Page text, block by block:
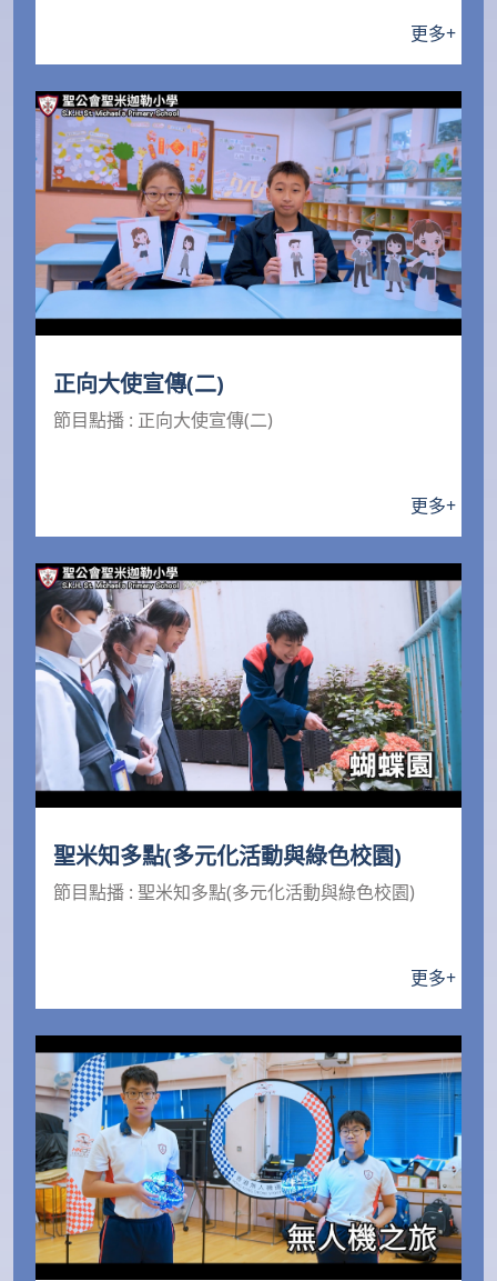
更多+
正向大使宣傳(二)
節目點播 : 正向大使宣傳(二)
更多+
聖米知多點(多元化活動與綠色校園)
節目點播 : 聖米知多點(多元化活動與綠色校園)
更多+